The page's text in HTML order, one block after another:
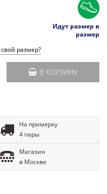
Идут размер в
размер
размер?
В КОРЗИНУ
На примерку
4 пары
Магазин
в Москве